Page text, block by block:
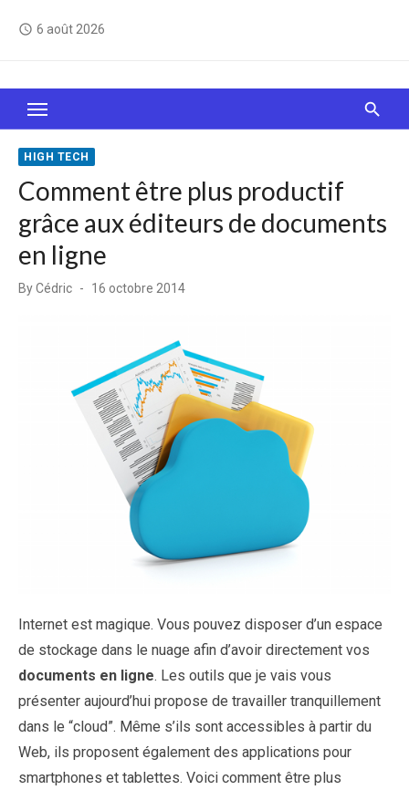
access_time 6 août 2026
Le Web, c'est comme une boîte de chocolats… On
sait jamais sur quoi on va tomber !
HIGH TECH
Comment être plus productif
grâce aux éditeurs de documents
en ligne
ByCédric
Posted
16 octobre 2014
Internet est magique. Vous pouvez disposer d’un espace
de stockage dans le nuage afin d’avoir directement vos
documents en ligne. Les outils que je vais vous
présenter aujourd’hui propose de travailler tranquillement
dans le “cloud”. Même s’ils sont accessibles à partir du
Web, ils proposent également des applications pour
smartphones et tablettes. Voici comment être plus